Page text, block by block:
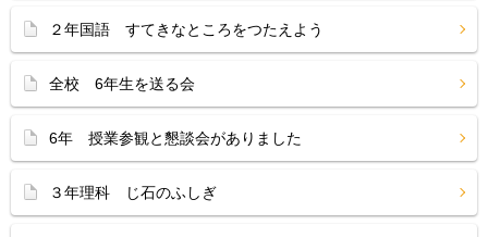
２年国語 すてきなところをつたえよう
全校 6年生を送る会
6年 授業参観と懇談会がありました
３年理科 じ石のふしぎ